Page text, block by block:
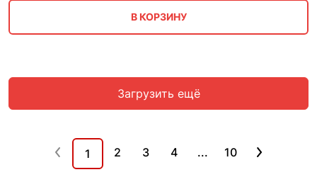
В КОРЗИНУ
Загрузить ещё
1 2 3 4 ... 10